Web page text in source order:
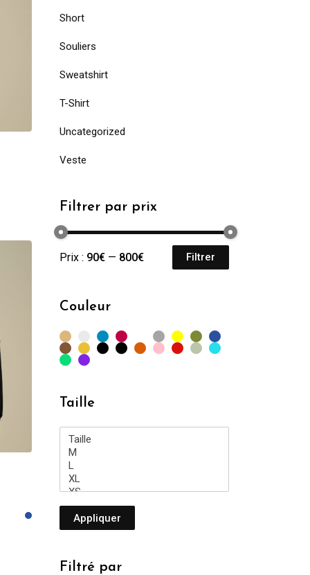
Short
Souliers
Sweatshirt
T-Shirt
Uncategorized
Veste
Filtrer par prix
Prix
Prix
Filtrer
Prix : 90€ — 800€
Couleur
Taille
Appliquer
Filtré par